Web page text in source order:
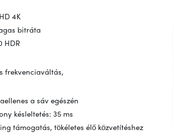
4K
bitráta
HDR
frekvenciaváltás,
a sáv egészén
késleltetés: 35 ms
támogatás, tökéletes élő közvetítéshez